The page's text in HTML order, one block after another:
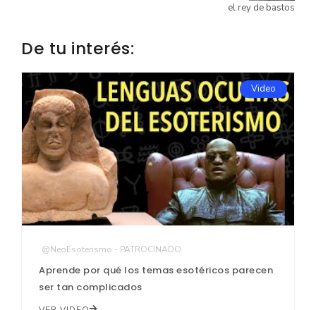
el rey de bastos
De tu interés:
Video
@NeoEsoterismo - PATROCINADO
Aprende por qué los temas esotéricos parecen
ser tan complicados